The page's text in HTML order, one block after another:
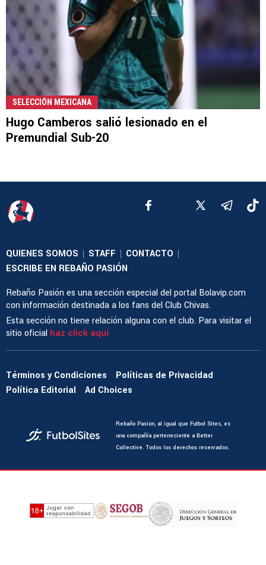
SELECCIÓN MEXICANA
Hugo Camberos salió lesionado en el
Premundial Sub-20
QUIENES SOMOS | STAFF | CONTACTO |
ESCRIBE EN REBAÑO PASIÓN
Rebaño Pasión es una sección especial del portal Bolavip.com
con información destinada a los fans del Club Chivas.
Esta sección no tiene relación alguna con el club. Para visitar el
sitio oficial haz click aquí
Términos y Condiciones
Políticas de Privacidad
Política Editorial
Ad Choices
Rebaño Pasión, al igual que Futbol Sites, es
una compañía perteneciente a Better
Collective. Todos los derechos reservados.